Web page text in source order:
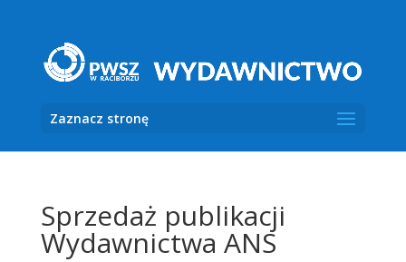
Zaznacz stronę
Sprzedaż publikacji
Wydawnictwa ANS